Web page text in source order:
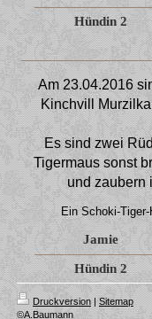
Hündin 2
Am 23.04.2016
Kinchvill
Es sind zwei
Tigermaus sonst
und zaubern
Ein Schoki-
Jamie
Hündin 2
Druckversion | Sitemap
©A.Baumann